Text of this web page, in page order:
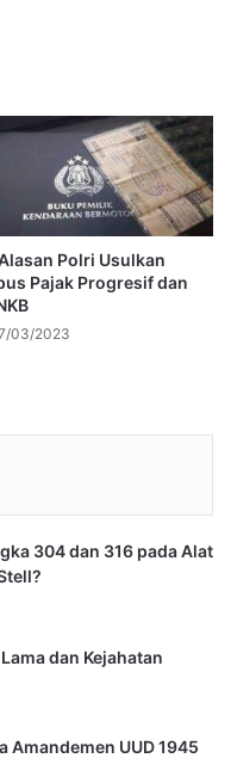
Polri Usulkan
Pajak Progresif dan
03/2023
304 dan 316 pada Alat
dan Kejahatan
Amandemen UUD 1945